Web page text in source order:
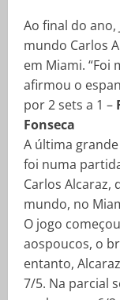
Ao final do
mundo Carlos
em Miami. “Foi
afirmou o
por 2 sets a 1 –
Fonseca
A última
foi numa
Carlos Alcaraz,
mundo, no
O jogo
aospoucos, o
entanto,
7/5. Na parcial